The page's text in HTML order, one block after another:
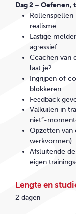
Dag 2 – Oefenen,
Rollenspellen
realisme
Lastige
agressief
Coachen van
laat je?
Ingrijpen of
blokkeren
Feedback
Valkuilen in
niet”-
Opzetten van
werkvormen)
Afsluitende
eigen
Lengte en
2 dagen